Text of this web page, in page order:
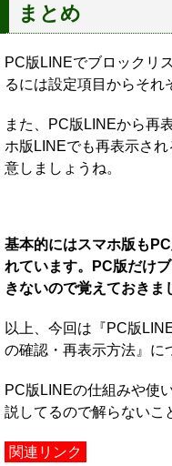
まとめ
PC版LINEでブロックリ
るには設定項目からそれ
また、PC版LINEから再
ホ版LINEでも再表示さ
意しましょうね。
基本的にはスマホ版も
れています。PC版だけ
きないので覚えておきま
以上、今回は『PC版
の確認・再表示方法』に
PC版LINEの仕組みや使
説してるので解らないこ
関連リンク